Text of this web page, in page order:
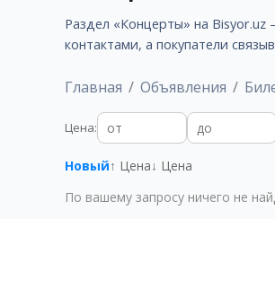
Раздел «Концерты» на
контактами, а покупатели
Главная Объявления
Цена:
Новый↑ Цена↓ Цена
По вашему запросу ничего не